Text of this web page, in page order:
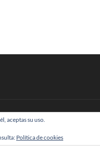
| © Todos los derechos reservados
aceptas su uso.
Política de cookies